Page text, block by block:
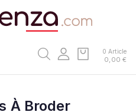
0 Article
0,00 €
À Broder